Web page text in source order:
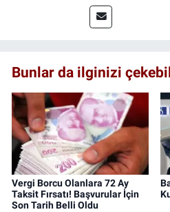
Bunlar da ilginizi
Vergi Borcu Olanlara 72 Ay
Taksit Fırsatı! Başvurular İçin
Son Tarih Belli Oldu